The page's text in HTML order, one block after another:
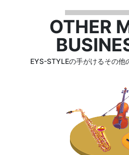
OTHER
EYS-STYLEの手がけるその他